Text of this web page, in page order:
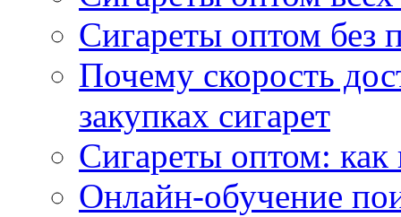
Сигареты оптом без
Почему скорость
закупках сигарет
Сигареты оптом:
Онлайн-обучение